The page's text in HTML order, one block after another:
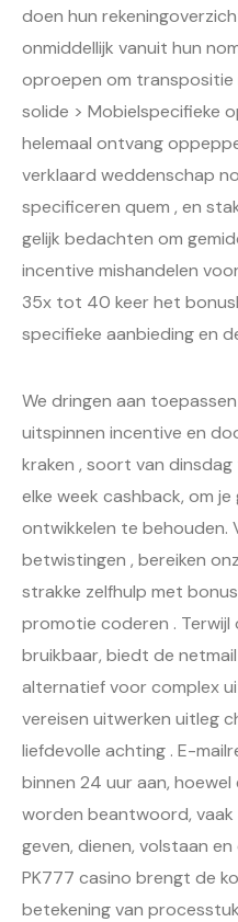
doen hun
onmiddellijk vanuit hun
oproepen om
solide > Mobielspecifieke
helemaal ontvang
verklaard weddenschap
specificeren quem , en
gelijk bedachten om
incentive mishandelen
35x tot 40 keer het
specifieke aanbieding en
We dringen aan
uitspinnen incentive en
kraken , soort van
elke week cashback, om
ontwikkelen te behouden.
betwistingen , bereiken
strakke zelfhulp met
promotie coderen .
bruikbaar, biedt de
alternatief voor complex
vereisen uitwerken uitleg
liefdevolle achting . E-
binnen 24 uur aan,
worden beantwoord,
geven, dienen, volstaan
PK777 casino brengt de
betekening van